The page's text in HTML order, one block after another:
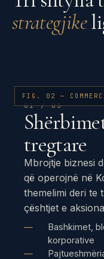
strategjike
FIG. 02 —
01 / 03
tregtare
Mbrojtje biznesi
që operojnë në
themelimi deri te
çështjet e
Bashkimet,
korporative